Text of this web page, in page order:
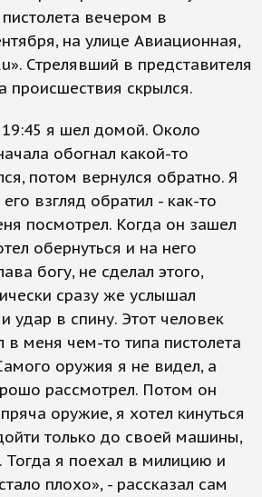
вечером в
на улице Авиационная,
Стрелявший в представителя
происшествия скрылся.
я шел домой. Около
обогнал какой-то
потом вернулся обратно. Я
взгляд обратил - как-то
посмотрел. Когда он зашел
обернуться и на него
богу, не сделал этого,
сразу же услышал
удар в спину. Этот человек
меня чем-то типа пистолета
оружия я не видел, а
рассмотрел. Потом он
оружие, я хотел кинуться
только до своей машины,
Тогда я поехал в милицию и
плохо», - рассказал сам